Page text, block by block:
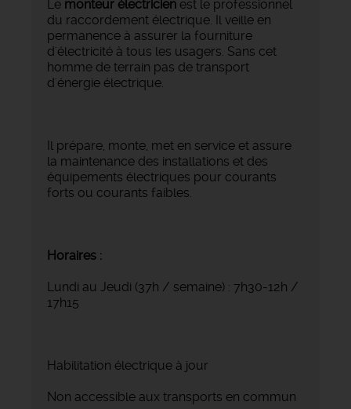
Le monteur électricien est le professionnel
du raccordement électrique. Il veille en
permanence à assurer la fourniture
d'électricité à tous les usagers. Sans cet
homme de terrain pas de transport
d'énergie électrique.
Il prépare, monte, met en service et assure
la maintenance des installations et des
équipements électriques pour courants
forts ou courants faibles.
Horaires :
Lundi au Jeudi (37h / semaine) : 7h30-12h /
17h15
Habilitation électrique à jour
Non accessible aux transports en commun